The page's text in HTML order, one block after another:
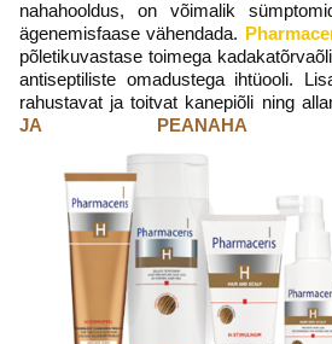
nahahooldus, on võimalik
ägenemisfaase vähendada.
põletikuvastase toimega
antiseptiliste omadustega ihtüooli.
rahustavat ja toitvat kanepiõli ning
JA PEANAHA